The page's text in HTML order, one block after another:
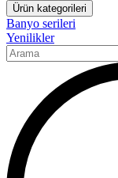
Ürün kategorileri
Banyo serileri
Yenilikler